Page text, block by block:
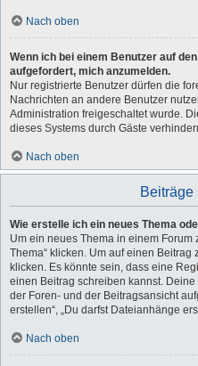
Nach oben
Wenn ich bei einem Benutzer auf
aufgefordert, mich anzumelden.
Nur registrierte Benutzer dürfen die
Nachrichten an andere Benutzer
Administration freigeschaltet wurde.
dieses Systems durch Gäste
Nach oben
Beiträge
Wie erstelle ich ein neues Thema
Um ein neues Thema in einem Forum
Thema“ klicken. Um auf einen Beitrag
klicken. Es könnte sein, dass eine
einen Beitrag schreiben kannst.
der Foren- und der Beitragsansicht
erstellen“, „Du darfst Dateianhänge
Nach oben